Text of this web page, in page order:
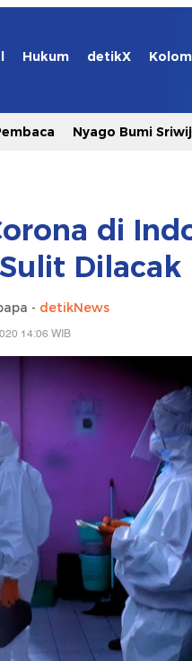
Hukum detikX Kolom
Nyago Bumi
di
Dilacak
- detikNews
14:06 WIB